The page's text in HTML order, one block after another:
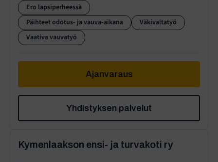
Ero lapsiperheessä
Päihteet odotus- ja vauva-aikana
Väkivaltatyö
Vaativa vauvatyö
Ajanvaraus
Yhdistyksen palvelut
Kymenlaakson ensi- ja turvakoti ry